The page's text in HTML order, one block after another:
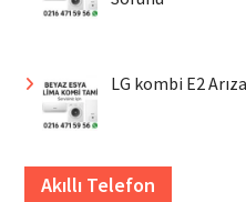
LG kombi E2
Akıllı Telefon